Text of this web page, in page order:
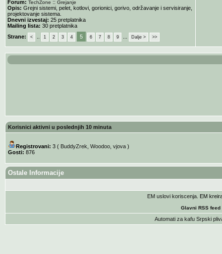
Forum: TechZone :: Grejanje
Opis: Grejni sistemi, pelet, kotlovi, gorionici, gorivo, održavanje i servisiranje,
projektovanje sistema.
Dnevni izvestaj: 25 pretplatnika
Mailing lista: 30 pretplatnika
Strane:
< 1 2 3 4 5 6 7 8 9 Dalje > >>
Korisnici aktivni u poslednjih 10 minuta
Registrovani: 3 ( BuddyZrek, Woodoo, vjova)
Gosti: 876
Ostale Informacije
EM uslovi koriscenja . EM
Glavni RSS feed
Automati za kafu Srpski